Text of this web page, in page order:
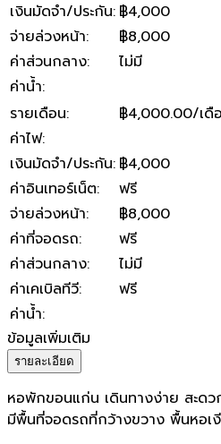
เงินมัดจำ/ประกัน: ฿4,000
จ่ายล่วงหน้า: ฿8,000
ค่าส่วนกลาง: ไม่มี
ค่าน้ำ:
รายเดือน:
฿4,000.00/เดื
ค่าไฟ:
เงินมัดจำ/ประกัน: ฿4,000
ค่าอินเทอร์เน็ต:
ฟรี
จ่ายล่วงหน้า:
฿8,000
ค่าที่จอดรถ:
ฟรี
ค่าส่วนกลาง:
ไม่มี
ค่าเคเบิลทีวี:
ฟรี
ค่าน้ำ:
ข้อมูลเพิ่มเติม
รายละเอียด
หอพักขอนแก่น เดินทางง่าย สะด
มีพื้นที่จอดรถที่กว้างขวาง พื้นหอเ